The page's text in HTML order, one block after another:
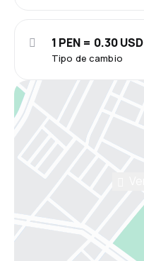
Tipo de cambio
1 PEN = 0.30 USD